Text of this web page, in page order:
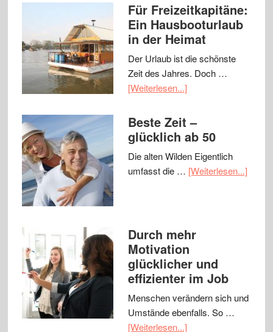
Für Freizeitkapitäne:
Ein Hausbooturlaub
in der Heimat
Der Urlaub ist die schönste
Zeit des Jahres. Doch …
[Weiterlesen...]
Beste Zeit –
glücklich ab 50
Die alten Wilden Eigentlich
umfasst die … [Weiterlesen...]
Durch mehr
Motivation
glücklicher und
effizienter im Job
Menschen verändern sich und
Umstände ebenfalls. So …
[Weiterlesen...]